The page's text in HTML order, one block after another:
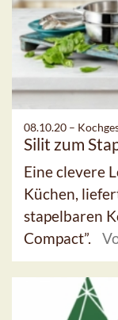
08.10.20 –
Silit zum
Eine clevere
Küchen,
stapelbaren
Compact”.